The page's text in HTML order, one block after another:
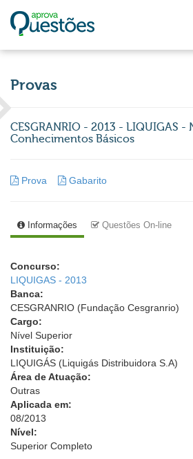
Provas
CESGRANRIO - 2013 - LIQUIGAS -
Conhecimentos Básicos
Prova Gabarito
Informações Questões On-line
Concurso:
LIQUIGAS - 2013
Banca:
CESGRANRIO (Fundação Cesgranrio)
Cargo:
Nível Superior
Instituição:
LIQUIGÁS (Liquigás Distribuidora S.A)
Área de Atuação:
Outras
Aplicada em:
08/2013
Nível:
Superior Completo